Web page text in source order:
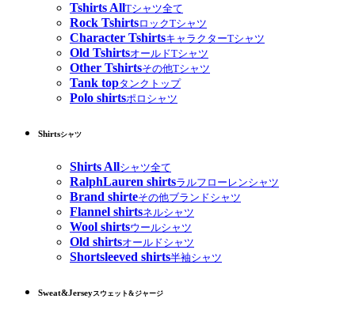
Tshirts AllTシャツ全て
Rock TshirtsロックTシャツ
Character TshirtsキャラクターTシャツ
Old TshirtsオールドTシャツ
Other Tshirtsその他Tシャツ
Tank topタンクトップ
Polo shirtsポロシャツ
Shirtsシャツ
Shirts Allシャツ全て
RalphLauren shirtsラルフローレンシャツ
Brand shirteその他ブランドシャツ
Flannel shirtsネルシャツ
Wool shirtsウールシャツ
Old shirtsオールドシャツ
Shortsleeved shirts半袖シャツ
Sweat&Jerseyスウェット&ジャージ